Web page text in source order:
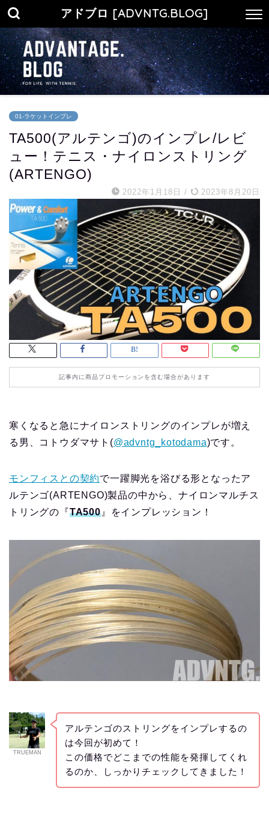
アドブロ [ADVNTG.BLOG]
01-ラケットインプレ
TA500(アルテンゴ)のインプレ/レビ
ュー！テニス・ナイロンストリング
(ARTENGO)
2022年1月18日 / 2023年8月20日
記事内に商品プロモーションを含む場合があります
寒くなると急にナイロンストリングのインプレが増え
る男、コトウダマサト(@advntg_kotodama)です。
モンフィスとの契約で一躍脚光を浴びる形となったア
ルテンゴ(ARTENGO)製品の中から、ナイロンマルチス
トリングの『TA500』をインプレッション！
TRUEMAN
アルテンゴのストリングをインプレするの
は今回が初めて！
この価格でどこまでの性能を発揮してくれ
るのか、しっかりチェックしてきました！